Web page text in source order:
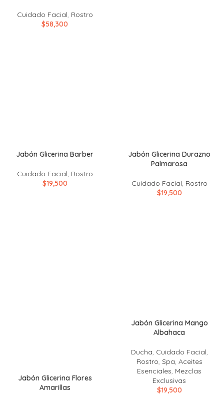
Cuidado Facial, Rostro
$58,300
Jabón Glicerina Barber
Cuidado Facial, Rostro
$19,500
Jabón Glicerina Durazno
Palmarosa
Cuidado Facial, Rostro
$19,500
Jabón Glicerina Flores
Amarillas
Jabón Glicerina Mango
Albahaca
Ducha, Cuidado Facial,
Rostro, Spa, Aceites
Esenciales, Mezclas
Exclusivas
$19,500